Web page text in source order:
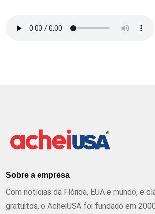
Sobre a empresa
Com notícias da Flórida, EUA e mundo, e
gratuitos, o AcheiUSA foi fundado em